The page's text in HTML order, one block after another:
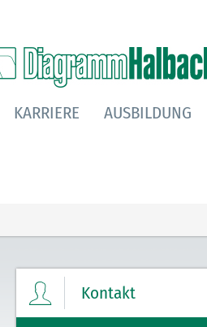
KARRIERE AUSBILDUNG
Kontakt